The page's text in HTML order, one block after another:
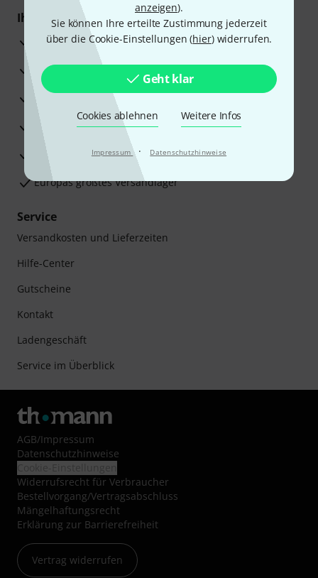
anzeigen).
Sie können Ihre erteilte Zustimmung jederzeit
über die Cookie-Einstellungen (hier) widerrufen.
Geht klar
Cookies ablehnen Weitere Infos
Impressum · Datenschutzhinweise
Ihre Vorteile
3 Jahre Thomann Garantie
30 Tage Money-Back-Garantie
Reparaturservice
Beratung durch Fachexperten
Zufriedenheitsgarantie
Europas größtes Versandlager
Service
Versandkosten und Lieferzeiten
Hilfe-Center
Gutscheine
Kontakt
Ladengeschäft
Service im Überblick
AGB/Impressum
Datenschutzhinweise
Widerrufsrecht für Verbraucher
Bestellvorgang/Vertragsabschluss
Mängelhaftungsrecht
Erklärung zur Barrierefreiheit
Vertrag widerrufen